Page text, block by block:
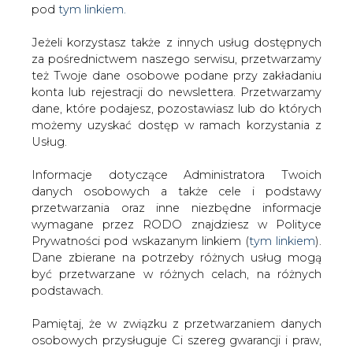
WŁĄCZ CIRE.TV
pod tym linkiem.
Jeżeli korzystasz także z innych usług dostępnych
za pośrednictwem naszego serwisu, przetwarzamy
też Twoje dane osobowe podane przy zakładaniu
konta lub rejestracji do newslettera. Przetwarzamy
dane, które podajesz, pozostawiasz lub do których
możemy uzyskać dostęp w ramach korzystania z
Usług.
Informacje dotyczące Administratora Twoich
danych osobowych a także cele i podstawy
przetwarzania oraz inne niezbędne informacje
wymagane przez RODO znajdziesz w Polityce
Prywatności pod wskazanym linkiem (tym linkiem).
Dane zbierane na potrzeby różnych usług mogą
być przetwarzane w różnych celach, na różnych
podstawach.
Pamiętaj, że w związku z przetwarzaniem danych
osobowych przysługuje Ci szereg gwarancji i praw,
Strona główna RYNEK GAZU
PGNiG zwiększył
program emisji obligacji krótkoterminowych do 5 mld
drukuj
skomentuj
udostępnij
PGNiG zwiększył program emisji